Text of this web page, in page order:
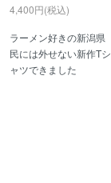
4,400円(税込)
ラーメン好きの新潟県
民には外せない新作Tシ
ャツできました